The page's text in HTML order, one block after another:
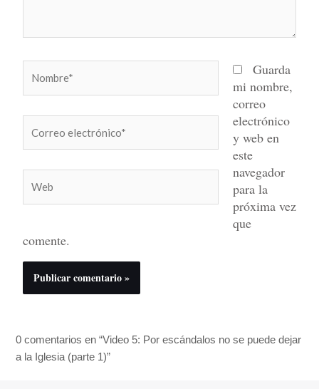
electrónico*
Guarda
mi nombre,
correo
electrónico
y web en
este
navegador
para la
próxima vez
que
comente.
0 comentarios en “Video 5: Por escándalos no se puede dejar
a la Iglesia (parte 1)”